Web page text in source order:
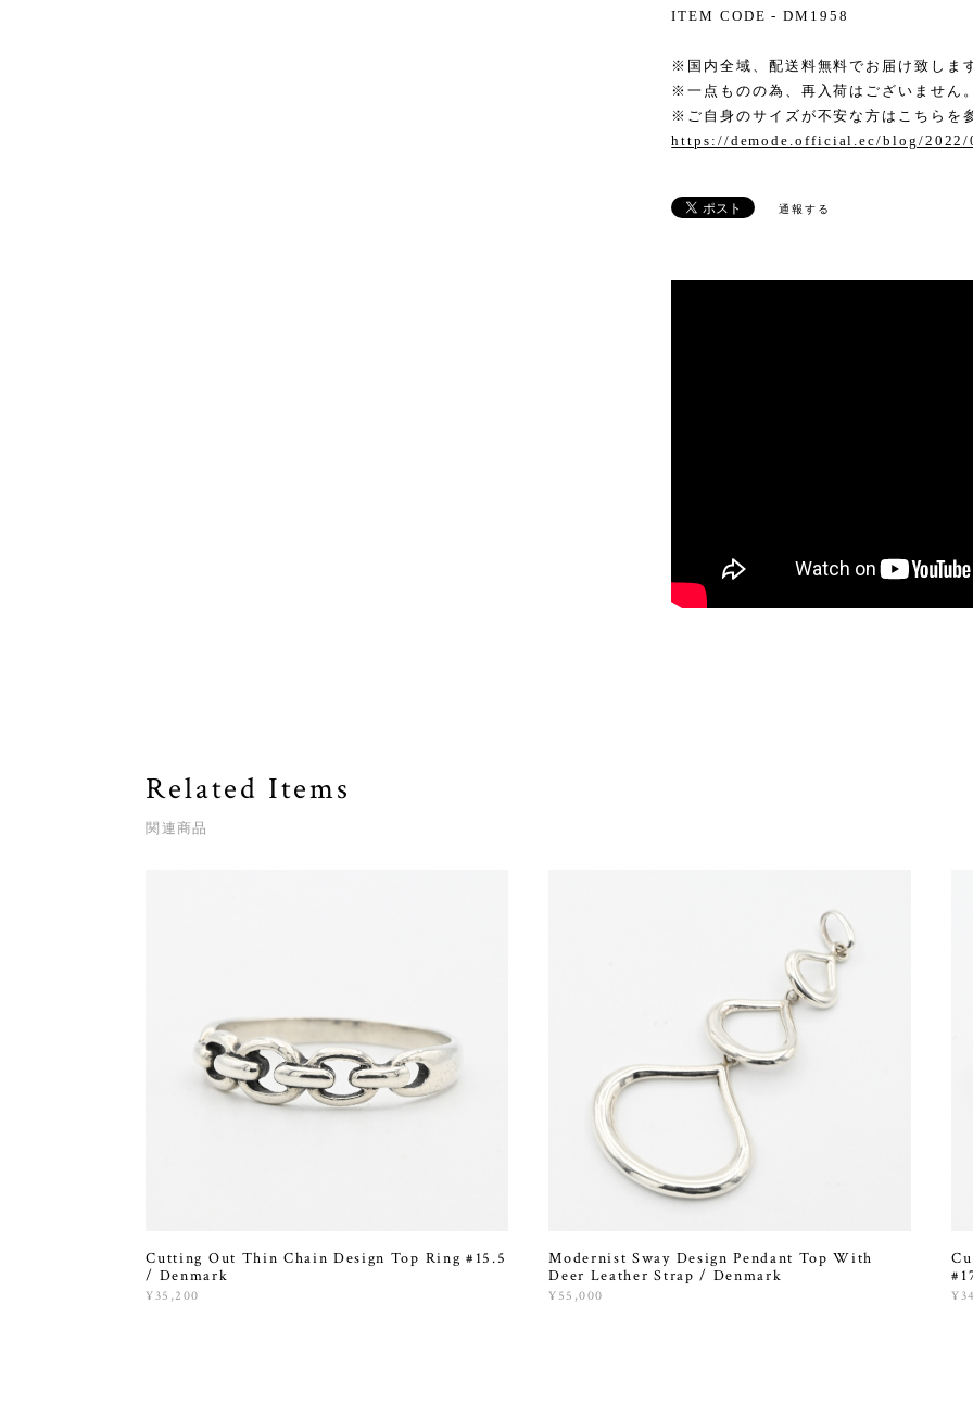
ITEM CODE - DM1958
※国内全域、配送料無料でお届け致しま
※一点ものの為、再入荷はございません。
※ご自身のサイズが不安な方はこちらを
https://demode.official.ec/blog/2022/
通報する
Related Items
関連商品
Cutting Out Thin Chain Design Top Ring #15.5
/ Denmark
¥35,200
Modernist Sway Design Pendant Top With
Deer Leather Strap / Denmark
¥55,000